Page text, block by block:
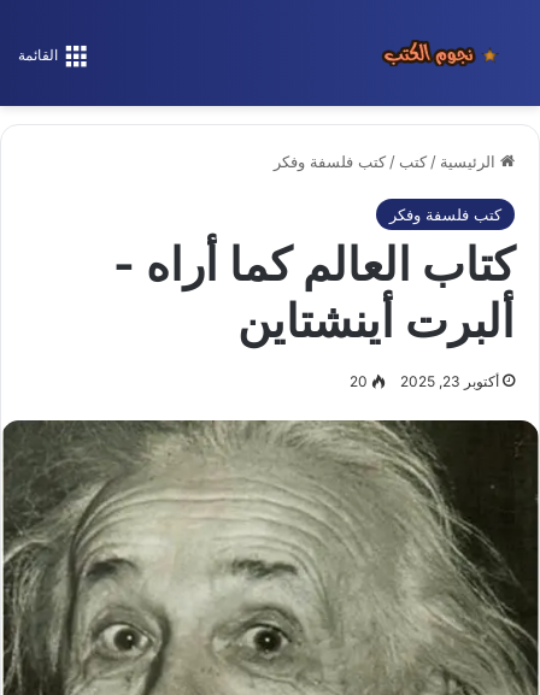
القائمة
الرئيسية / كتب / كتب فلسفة وفكر
كتب فلسفة وفكر
كتاب العالم كما أراه -
ألبرت أينشتاين
أكتوبر 23, 2025 20